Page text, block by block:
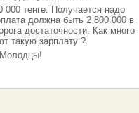
000 тенге. Получается надо
должна быть 2 800 000 в
достаточности. Как много
такую зарплату ?